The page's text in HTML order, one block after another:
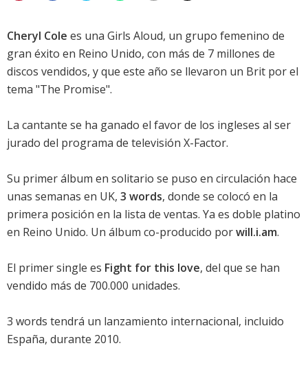
Cheryl Cole es una Girls Aloud, un grupo femenino de
gran éxito en Reino Unido, con más de 7 millones de
discos vendidos, y que este año se llevaron un Brit por el
tema "The Promise".
La cantante se ha ganado el favor de los ingleses al ser
jurado del programa de televisión X-Factor.
Su primer álbum en solitario se puso en circulación hace
unas semanas en UK, 3 words, donde se colocó en la
primera posición en la lista de ventas. Ya es doble platino
en Reino Unido. Un álbum co-producido porwill.i.am.
El primer single es Fight for this love, del que se han
vendido más de 700.000 unidades.
3 words tendrá un lanzamiento internacional, incluido
España, durante 2010.